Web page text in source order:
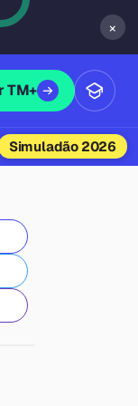
×
TM+
Simuladão 2026